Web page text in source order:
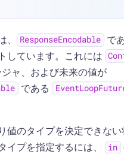
、 ResponseEncodable
で
しています。これには
ジャ、および未来の値が
である
値のタイプを決定できな
イプを指定するには、
in